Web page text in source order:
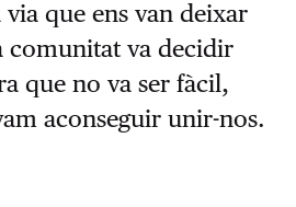
via que ens van deixar
comunitat va decidir
que no va ser fàcil,
aconseguir unir-nos.